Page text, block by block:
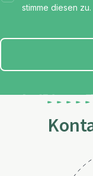
stimme diesen zu.